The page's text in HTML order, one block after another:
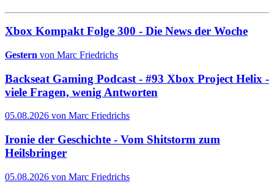
Xbox Kompakt Folge 300 - Die News der Woche
Gestern von Marc Friedrichs
Backseat Gaming Podcast - #93 Xbox Project Helix -
viele Fragen, wenig Antworten
05.08.2026 von Marc Friedrichs
Ironie der Geschichte - Vom Shitstorm zum
Heilsbringer
05.08.2026 von Marc Friedrichs